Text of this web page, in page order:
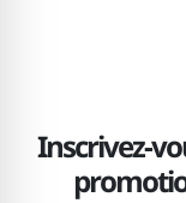
Inscrivez-